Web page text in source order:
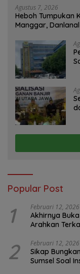
Agustus 7, 2026
Heboh Tumpukan
Manggar,
Popular Post
1 Februari 12, 2026
Akhirnya
Arahkan
2 Februari 12, 2026
Sikap
Sumsel Soal